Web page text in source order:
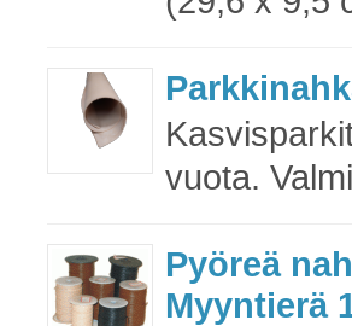
vuota.
Pyöreä
Myyntierä